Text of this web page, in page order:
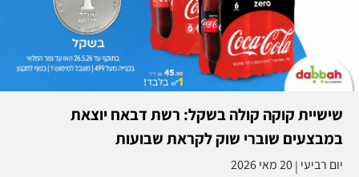
שישיית קוקה קולה בשקל: רשת דבאח יוצאת
במבצעים שוברי שוק לקראת שבועות
יום רביעי |20 מאי 2026